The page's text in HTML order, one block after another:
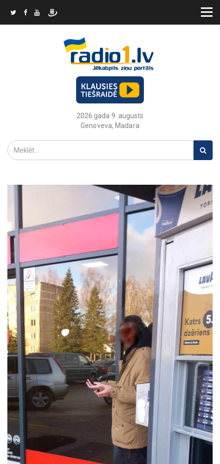
2026.gada 9. augusts
Genoveva, Madara